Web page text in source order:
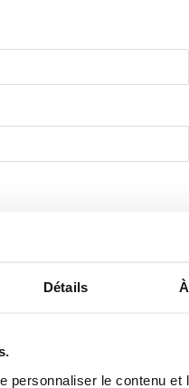
Détails
personnaliser le contenu et
oublié ?